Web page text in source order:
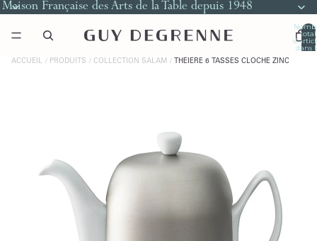
Maison Française des Arts de la Table depuis 1948
total
dans
ACCUEIL PRODUITS COLLECTION SALAM THÉIÈRE 6 TASSES CLOCHE ZINC